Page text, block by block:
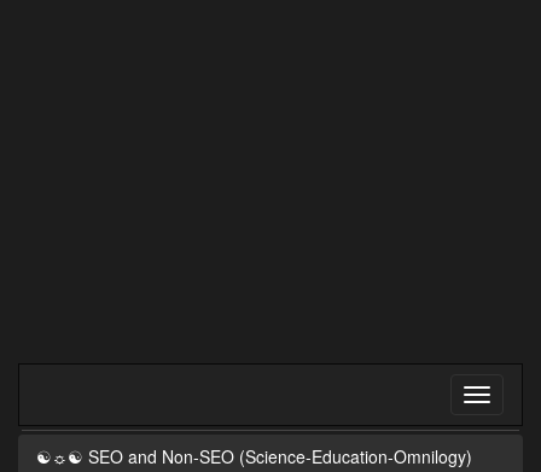
☯☼☯ SEO and Non-SEO (Science-Education-Omnilogy)